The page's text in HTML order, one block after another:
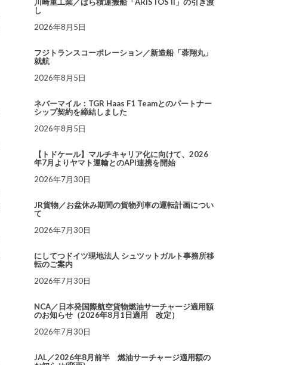
し
2026年8月5日
フジトランスコーポレーション／新造船「蓉翔丸」
就航
2026年8月5日
ネバーマイル：TGR Haas F1 Teamとのパートナー
シップ契約を締結しました
2026年8月5日
【トドケール】マルチキャリア化に向けて、2026
年7月よりヤマト運輸とのAPI連携を開始
2026年7月30日
JR貨物／お盆休み期間の貨物列車の運転計画につい
て
2026年7月30日
にしてつドイツ現地法人 シュツットガルト事務所移
転のご案内
2026年7月30日
NCA／日本発国際航空貨物燃油サーチャージ適用額
のお知らせ（2026年8月1日適用 改定）
2026年7月30日
JAL／2026年8月前半 燃油サーチャージ適用額の